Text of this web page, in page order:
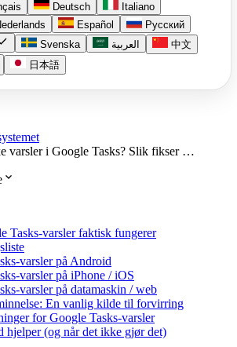
Deutsch
Italiano
Español
Русский
Svenska العربية
中文
日本語
varsler i Google Tasks? Slik fikser …
expand_more
Tasks-varsler faktisk fungerer
varsler på Android
varsler på iPhone / iOS
varsler på datamaskin / web
En vanlig kilde til forvirring
for Google Tasks-varsler
hjelper (og når det ikke gjør det)